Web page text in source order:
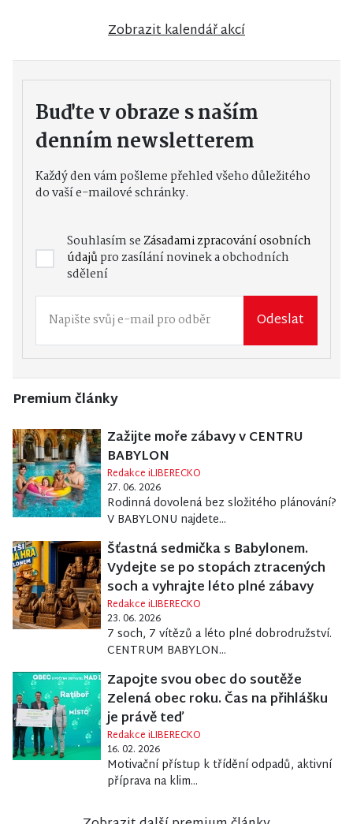
Zobrazit kalendář akcí
Buďte v obraze s naším
denním newsletterem
Každý den vám pošleme přehled všeho důležitého
do vaší e-mailové schránky.
Souhlasím seZásadami zpracování osobních
údajůpro zasílání novinek a obchodních
sdělení
Odeslat
Premium články
Zažijte moře zábavy v CENTRU
BABYLON
Redakce iLIBERECKO
27. 06. 2026
Rodinná dovolená bez složitého plánování?
V BABYLONU najdete...
Šťastná sedmička s Babylonem.
Vydejte se po stopách ztracených
soch a vyhrajte léto plné zábavy
Redakce iLIBERECKO
23. 06. 2026
7 soch, 7 vítězů a léto plné dobrodružství.
CENTRUM BABYLON...
Zapojte svou obec do soutěže
Zelená obec roku. Čas na přihlášku
je právě teď
Redakce iLIBERECKO
16. 02. 2026
Motivační přístup k třídění odpadů, aktivní
příprava na klim...